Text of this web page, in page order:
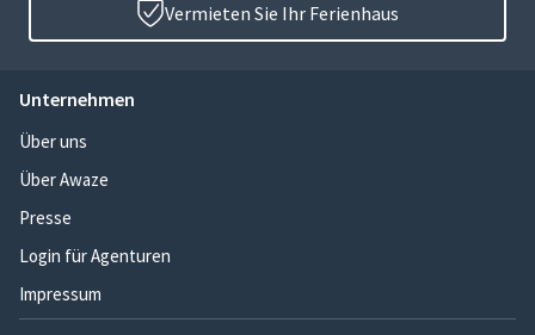
Vermieten Sie Ihr Ferienhaus
Unternehmen
Über uns
Über Awaze
Presse
Login für Agenturen
Impressum